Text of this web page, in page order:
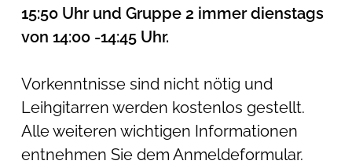
15:50 Uhr und Gruppe 2 immer dienstags
von 14:00 -14:45 Uhr.
Vorkenntnisse sind nicht nötig und
Leihgitarren werden kostenlos gestellt.
Alle weiteren wichtigen Informationen
entnehmen Sie dem Anmeldeformular.